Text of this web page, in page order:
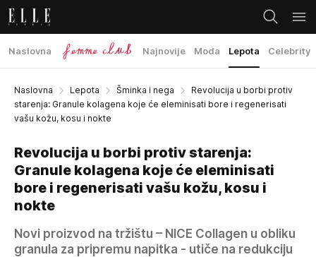
Naslovna Najnovije Moda Lepota Celebrity
Naslovna Lepota Šminka i nega
Revolucija u borbi protiv
starenja: Granule kolagena koje će eleminisati bore i regenerisati
vašu kožu, kosu i nokte
Revolucija u borbi protiv starenja:
Granule kolagena koje će eleminisati
bore i regenerisati vašu kožu, kosu i
nokte
Novi proizvod na tržištu – NICE Collagen u obliku
granula za pripremu napitka - utiče na redukciju